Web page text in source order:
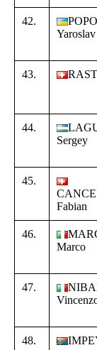
42.
Yaroslav
43.
44.
Sergey
45.
Fabian
46.
Marco
47.
48.